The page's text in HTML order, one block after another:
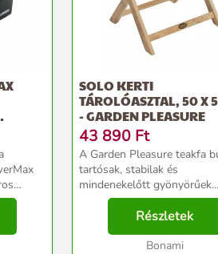
nagy
SOLO KERTI
TÁROLÓASZTAL, 50 X
- GARDEN PLEASURE
43 890 Ft
A Garden Pleasure teakfa
tartósak, stabilak és
mindenekelőtt
Részletek
Bonami